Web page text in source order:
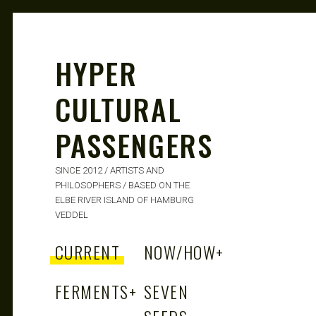
HYPER
CULTURAL
PASSENGERS
SINCE 2012 / ARTISTS AND
PHILOSOPHERS / BASED ON THE
ELBE RIVER ISLAND OF HAMBURG
VEDDEL
CURRENT NOW/HOW+
FERMENTS+ SEVEN